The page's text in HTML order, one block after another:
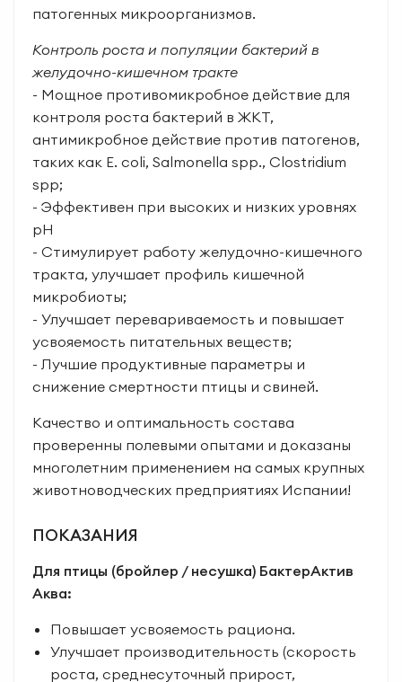
патогенных микроорганизмов.
Контроль роста и популяции бактерий в
желудочно-кишечном тракте
- Мощное противомикробное действие для
контроля роста бактерий в ЖКТ,
антимикробное действие против патогенов,
таких как E. coli, Salmonella spp., Clostridium
spp;
- Эффективен при высоких и низких уровнях
pH
- Стимулирует работу желудочно-кишечного
тракта, улучшает профиль кишечной
микробиоты;
- Улучшает перевариваемость и повышает
усвояемость питательных веществ;
- Лучшие продуктивные параметры и
снижение смертности птицы и свиней.
Качество и оптимальность состава
проверенны полевыми опытами и доказаны
многолетним применением на самых крупных
животноводческих предприятиях Испании!
ПОКАЗАНИЯ
Для птицы (бройлер / несушка) БактерАктив
Аква:
Повышает усвояемость рациона.
Улучшает производительность (скорость
роста, среднесуточный прирост,